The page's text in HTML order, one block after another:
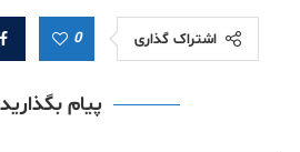
اشتراک گذاری 0
پیام بگذارید